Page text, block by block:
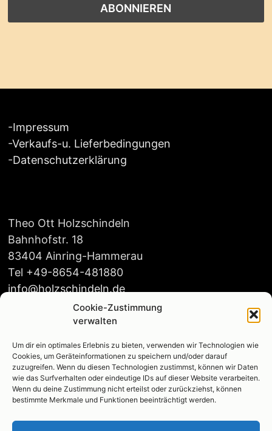
Cookie-Zustimmung
verwalten
Um dir ein optimales Erlebnis zu bieten, verwenden wir Technologien wie
Cookies, um Geräteinformationen zu speichern und/oder darauf
zuzugreifen. Wenn du diesen Technologien zustimmst, können wir Daten
wie das Surfverhalten oder eindeutige IDs auf dieser Website verarbeiten.
Wenn du deine Zustimmung nicht erteilst oder zurückziehst, können
bestimmte Merkmale und Funktionen beeinträchtigt werden.
-Impressum
-Verkaufs-u. Lieferbedingungen
-Datenschutzerklärung
Theo Ott Holzschindeln
Bahnhofstr. 18
83404 Ainring-Hammerau
Tel +49-8654-481880
info@holzschindeln.de
Öffnungszeiten:
Mo-Do 8:00-16:00
Fr. 8:00-14:00